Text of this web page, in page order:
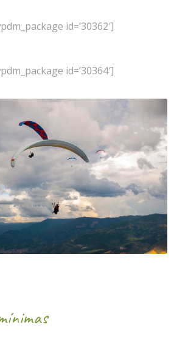
id=’30362′]
id=’30364′]